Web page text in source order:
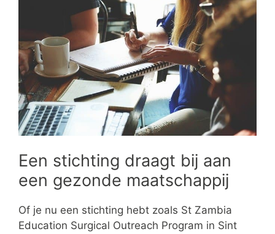
Een stichting draagt bij aan
een gezonde maatschappij
Of je nu een stichting hebt zoals St Zambia
Education Surgical Outreach Program in Sint